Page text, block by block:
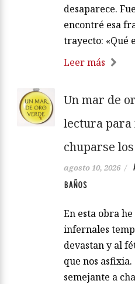
desaparece.
encontré esa
trayecto: «Qué
Leer más
Un mar de
lectura para
chuparse
agosto 10, 2026 /
BAÑOS
En esta obra
infernales
devastan y al
que nos
semejante a